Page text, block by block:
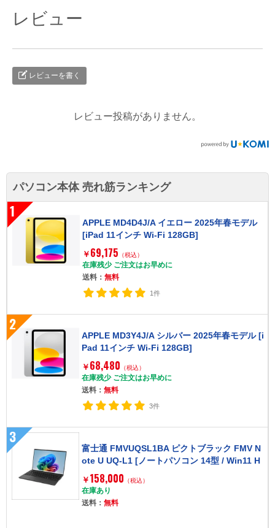
レビュー
レビューを書く
レビュー投稿がありません。
パソコン本体 売れ筋ランキング
1
APPLE MD4D4J/A イエロー 2025年春モデル
[iPad 11インチ Wi-Fi 128GB]
￥ 69,175 （税込）
在庫残少 ご注文はお早めに
送料：無料
1件
2
APPLE MD3Y4J/A シルバー 2025年春モデル [i
Pad 11インチ Wi-Fi 128GB]
￥ 68,480 （税込）
在庫残少 ご注文はお早めに
送料：無料
3件
3
富士通 FMVUQSL1BA ピクトブラック FMV N
ote U UQ-L1 [ノートパソコン 14型 / Win11 H
ome / Office搭載オプション付き]
￥ 158,000 （税込）
在庫あり
送料：無料